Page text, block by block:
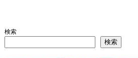
検索
検索